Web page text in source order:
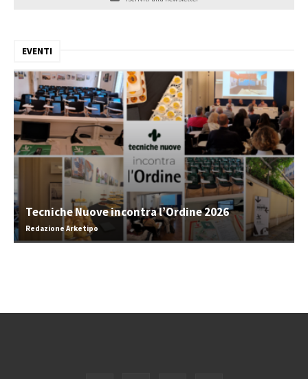
EVENTI
Tecniche Nuove incontra l’Ordine 2026
Redazione Arketipo